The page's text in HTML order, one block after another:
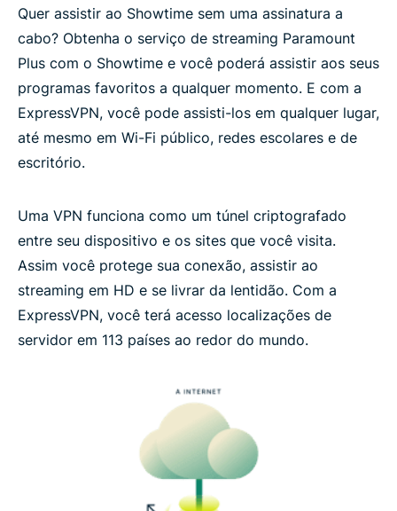
Quer assistir ao Showtime sem uma assinatura a
cabo? Obtenha o serviço de streaming Paramount
Plus com o Showtime e você poderá assistir aos seus
programas favoritos a qualquer momento. E com a
ExpressVPN, você pode assisti-los em qualquer lugar,
até mesmo em Wi-Fi público, redes escolares e de
escritório.
Uma VPN funciona como um túnel criptografado
entre seu dispositivo e os sites que você visita.
Assim você protege sua conexão, assistir ao
streaming em HD e se livrar da lentidão. Com a
ExpressVPN, você terá acesso localizações de
servidor em 113 países ao redor do mundo.